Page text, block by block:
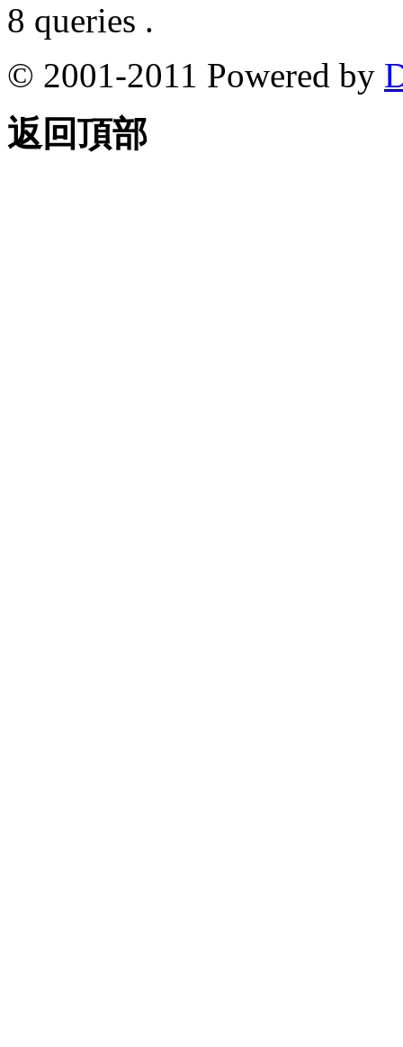
8 queries .
© 2001-2011 Powered by
返回頂部